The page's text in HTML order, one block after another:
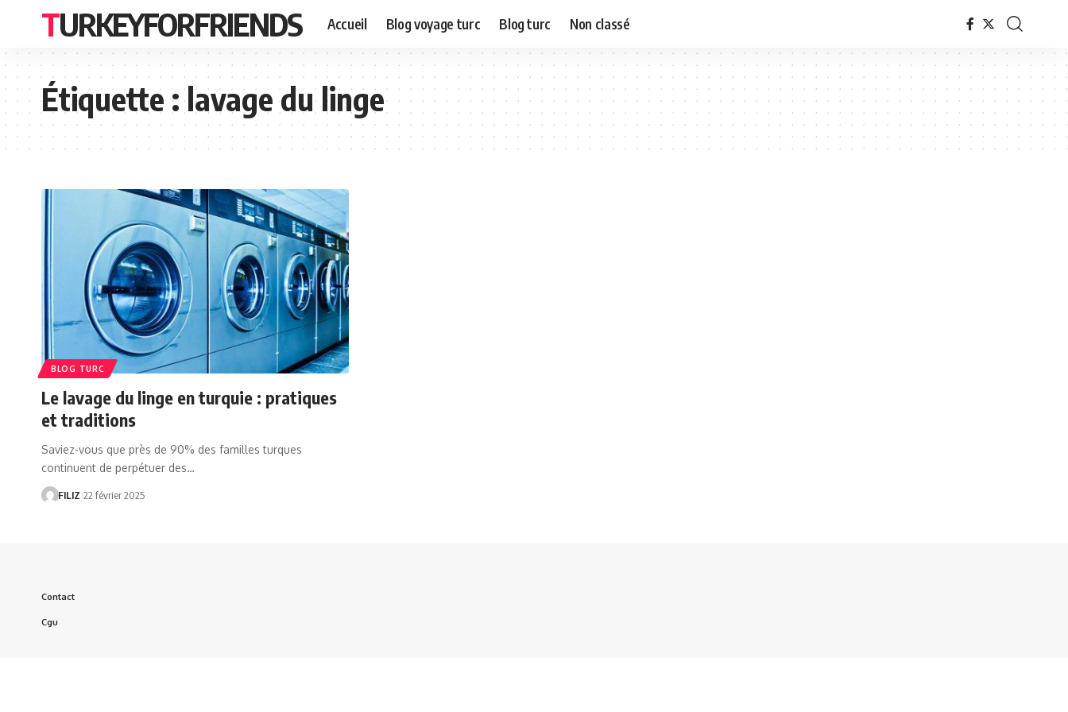
TURKEYFORFRIENDS Accueil Blog voyage turc Blog turc Non classé
Étiquette :lavage du linge
BLOG TURC
Le lavage du linge en turquie : pratiques
et traditions
Saviez-vous que près de 90% des familles turques
continuent de perpétuer des…
FILIZ 22 février 2025
Contact
Cgu